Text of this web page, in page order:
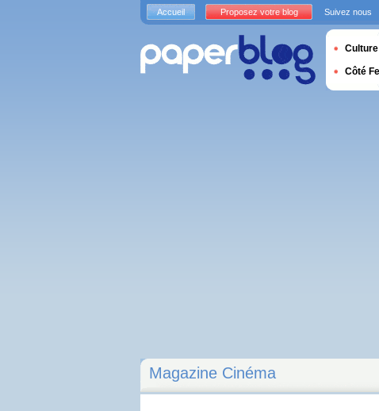
Magazine Cinéma
Accueil Proposez votre blog Suivez nous
Culture
Côté